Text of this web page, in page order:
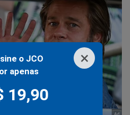
×
o JCO
apenas
19,90